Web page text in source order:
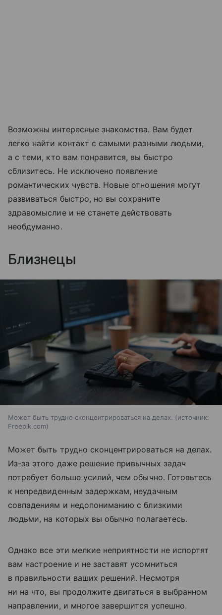
Возможны интересные знакомства. Вам будет
легко найти контакт с самыми разными людьми,
а с теми, кто вам понравится, вы быстро
сблизитесь. Не исключено появление
романтических чувств. Новые отношения могут
развиваться быстро, но вы сохраните
здравомыслие и не станете действовать
необдуманно.
Близнецы
Может быть трудно сконцентрироваться на делах.
источник:
Freepik.com
Может быть трудно сконцентрироваться на делах.
Из-за этого даже решение привычных задач
потребует больше усилий, чем обычно. Готовьтесь
к непредвиденным задержкам, неудачным
совпадениям и недопониманию с близкими
людьми, на которых вы обычно полагаетесь.
Однако все эти мелкие неприятности не испортят
вам настроение и не заставят усомниться
в правильности ваших решений. Несмотря
ни на что, вы продолжите двигаться в выбранном
направлении, и многое завершится успешно.